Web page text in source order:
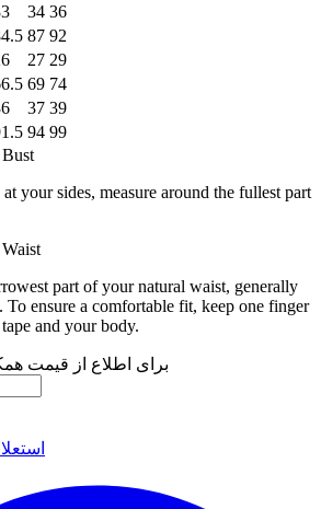
34 36
87 92
27 29
69 74
37 39
94 99
your sides, measure around the fullest part
part of your natural waist, generally
ensure a comfortable fit, keep one finger
and your body.
برای اطلاع از قیمت